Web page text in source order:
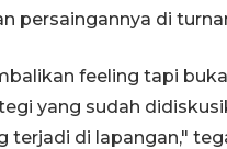
persaingannya di
feeling tapi
yang sudah
terjadi di lapangan,"